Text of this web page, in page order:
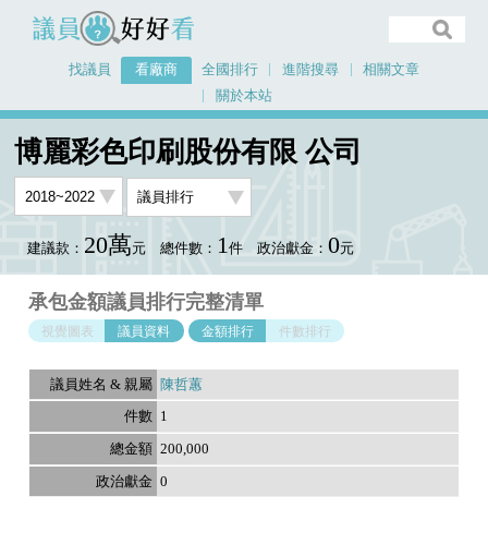
議員好好看
找議員 看廠商 全國排行 進階搜尋
相關文章
關於本站
博麗彩色印刷股份有限 公司
建議款： 20萬元 總件數： 1件 政治獻金： 0元
承包金額議員排行完整清單
視覺圖表 議員資料 金額排行 件數排行
陳哲蕙
1
200,000
0